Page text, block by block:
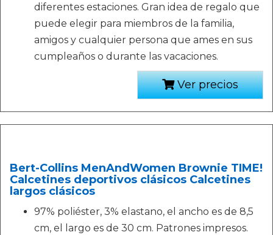
diferentes estaciones. Gran idea de regalo que
puede elegir para miembros de la familia,
amigos y cualquier persona que ames en sus
cumpleaños o durante las vacaciones.
Ver precios
Bert-Collins MenAndWomen Brownie TIME!
Calcetines deportivos clásicos Calcetines
largos clásicos
97% poliéster, 3% elastano, el ancho es de 8,5
cm, el largo es de 30 cm. Patrones impresos.